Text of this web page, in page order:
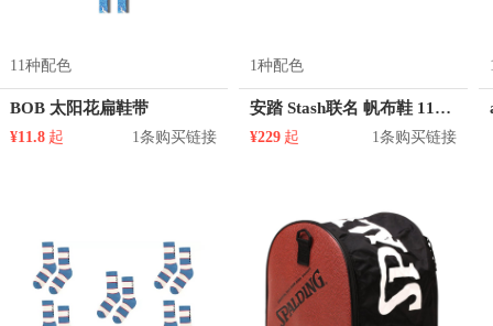
11种配色
BOB 太阳花扁鞋带
¥11.8 起 1条购买链接
1种配色
安踏 Stash联名 帆布鞋 11948681
¥229 起 1条购买链接